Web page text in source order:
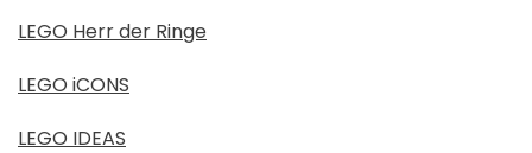
LEGO Herr der Ringe
LEGO iCONS
LEGO IDEAS